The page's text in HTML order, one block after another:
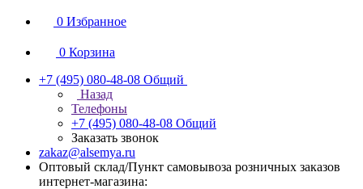
0 Избранное
0 Корзина
+7 (495) 080-48-08 Общий
Назад
Телефоны
+7 (495) 080-48-08 Общий
Заказать звонок
zakaz@alsemya.ru
Оптовый склад/Пункт самовывоза розничных заказов
интернет-магазина: